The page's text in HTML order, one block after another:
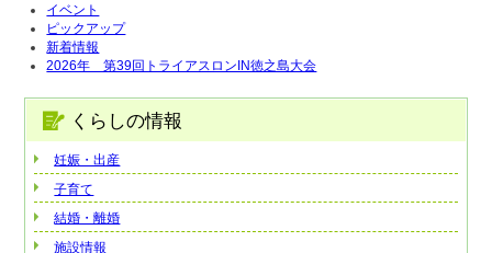
イベント
ピックアップ
新着情報
2026年 第39回トライアスロンIN徳之島大会
くらしの情報
妊娠・出産
子育て
結婚・離婚
施設情報